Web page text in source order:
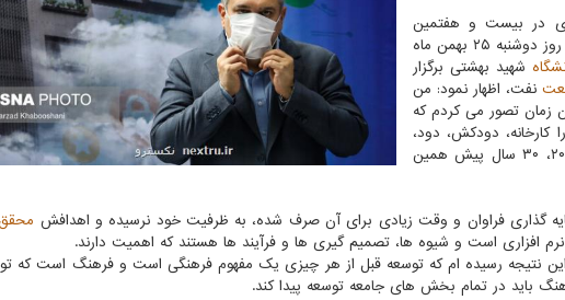
در بیست و هفتمین
جشنواره تحقیقات و فناوری علوم پزشکی رازی که روز دوشنبه ۲۵ بهمن ماه
شهید بهشتی برگزار
نفت، اظهار نمود: من
زمان تصور می کردم که
دودکش، دود،
فولادسازی، سیمان و... می دانستم. دیدگاه های ۲۰، ۳۰ سال پیش همین
گذاری فراوان و وقت زیادی برای آن صرف شده، به ظرفیت خود نرسیده و اهدافش
افزاری است و شیوه ها، تصمیم گیری ها و فرآیند ها هستند که اهمیت دارند.
نتیجه رسیده ام که توسعه قبل از هر چیزی یک مفهوم فرهنگی است و فرهنگ است که
باید در تمام بخش های جامعه توسعه پیدا کند.